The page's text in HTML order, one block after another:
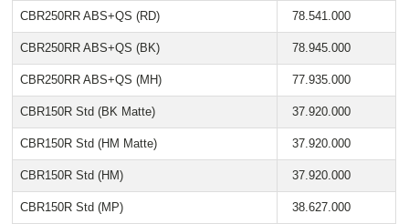
CBR250RR ABS+QS (RD) 78.541.000
CBR250RR ABS+QS (BK) 78.945.000
CBR250RR ABS+QS (MH) 77.935.000
CBR150R Std (BK Matte) 37.920.000
CBR150R Std (HM Matte) 37.920.000
CBR150R Std (HM) 37.920.000
CBR150R Std (MP) 38.627.000